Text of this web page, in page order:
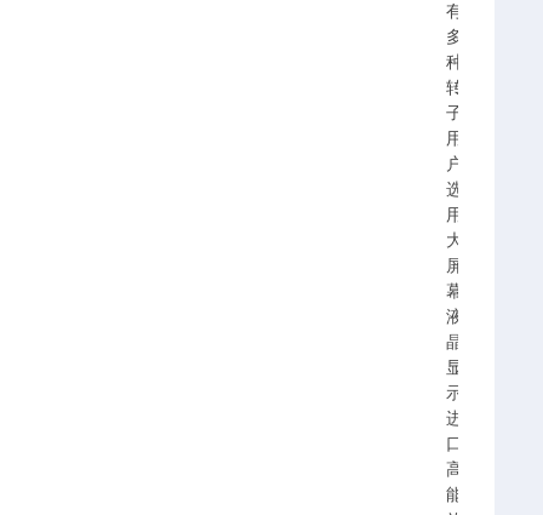
有
多
种
转
子
用
户
选
用、
大
屏
幕
液
晶
显
示、
进
口
高
能